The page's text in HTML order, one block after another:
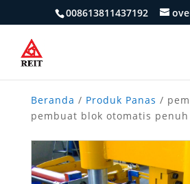
008613811437192
Beranda / Produk Panas /
pembuat blok otomatis penuh